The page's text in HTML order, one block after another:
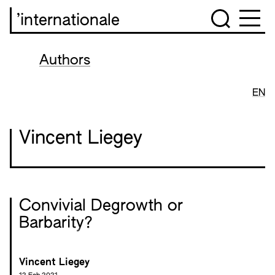
’internationale
Authors
EN
Vincent Liegey
Convivial Degrowth or
Barbarity?
Vincent Liegey